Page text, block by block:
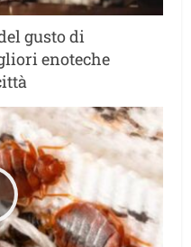
gusto di
enoteche